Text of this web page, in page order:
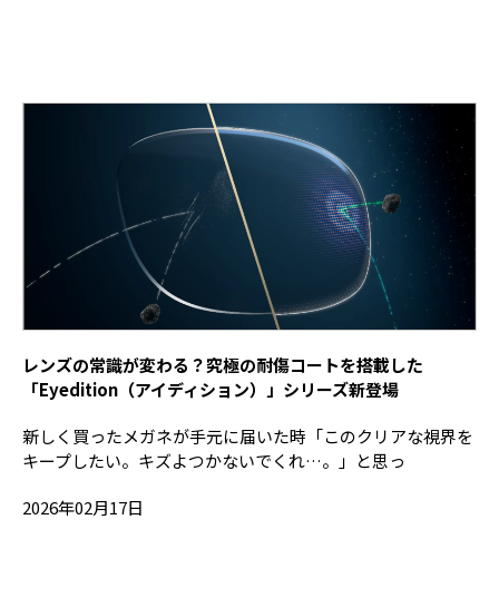
レンズの常識が変わる？究極の耐傷コートを搭載した
「Eyedition（アイディション）」シリーズ新登場
新しく買ったメガネが手元に届いた時「このクリアな視界を
キープしたい。キズよつかないでくれ…。」と思っ
2026年02月17日